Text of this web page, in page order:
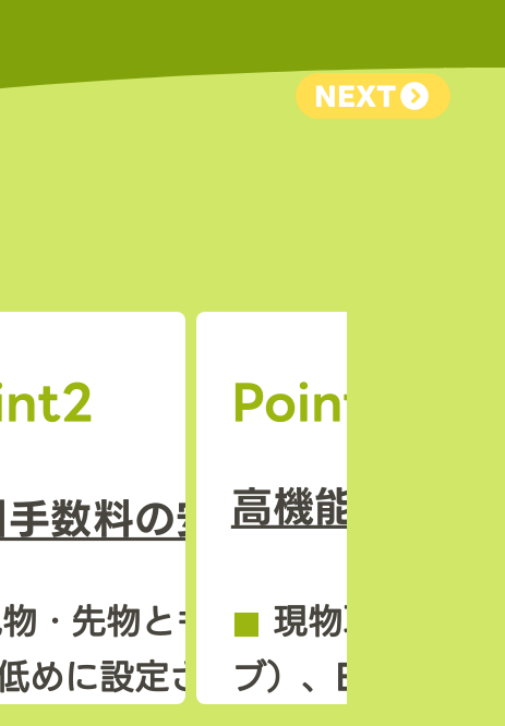
NEXT
の上
）。
数料の安さ
・先物ともに手数料が比
めに設定されている。
Point3
高機能な取引
◼︎ 現物取引、先
ブ）、ETF、コ